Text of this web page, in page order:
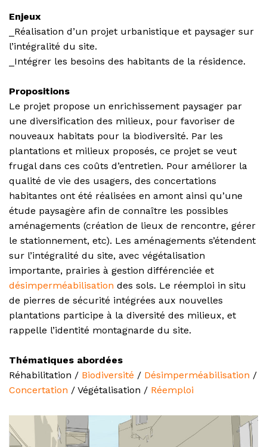
Enjeux
_Réalisation d’un projet urbanistique et paysager sur
l’intégralité du site.
_Intégrer les besoins des habitants de la résidence.
Propositions
Le projet propose un enrichissement paysager par
une diversification des milieux, pour favoriser de
nouveaux habitats pour la biodiversité. Par les
plantations et milieux proposés, ce projet se veut
frugal dans ces coûts d’entretien. Pour améliorer la
qualité de vie des usagers, des concertations
habitantes ont été réalisées en amont ainsi qu’une
étude paysagère afin de connaître les possibles
aménagements (création de lieux de rencontre, gérer
le stationnement, etc). Les aménagements s’étendent
sur l’intégralité du site, avec végétalisation
importante, prairies à gestion différenciée et
désimperméabilisation des sols. Le réemploi in situ
de pierres de sécurité intégrées aux nouvelles
plantations participe à la diversité des milieux, et
rappelle l’identité montagnarde du site.
Thématiques abordées
Réhabilitation / Biodiversité / Désimperméabilisation /
Concertation / Végétalisation / Réemploi